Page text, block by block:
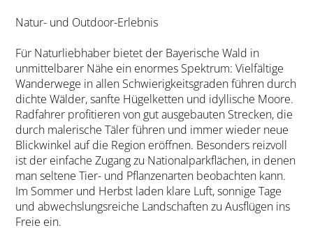
Natur- und Outdoor-Erlebnis
Für Naturliebhaber bietet der Bayerische Wald in
unmittelbarer Nähe ein enormes Spektrum: Vielfältige
Wanderwege in allen Schwierigkeitsgraden führen durch
dichte Wälder, sanfte Hügelketten und idyllische Moore.
Radfahrer profitieren von gut ausgebauten Strecken, die
durch malerische Täler führen und immer wieder neue
Blickwinkel auf die Region eröffnen. Besonders reizvoll
ist der einfache Zugang zu Nationalparkflächen, in denen
man seltene Tier- und Pflanzenarten beobachten kann.
Im Sommer und Herbst laden klare Luft, sonnige Tage
und abwechslungsreiche Landschaften zu Ausflügen ins
Freie ein.